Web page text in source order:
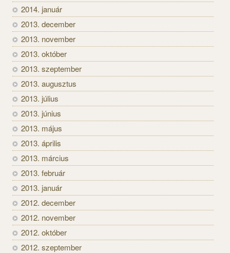
2014. január
2013. december
2013. november
2013. október
2013. szeptember
2013. augusztus
2013. július
2013. június
2013. május
2013. április
2013. március
2013. február
2013. január
2012. december
2012. november
2012. október
2012. szeptember